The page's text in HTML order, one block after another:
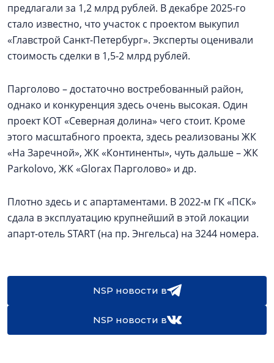
предлагали за 1,2 млрд рублей. В декабре 2025-го
стало известно, что участок с проектом выкупил
«Главстрой Санкт-Петербург». Эксперты оценивали
стоимость сделки в 1,5-2 млрд рублей.
Парголово – достаточно востребованный район,
однако и конкуренция здесь очень высокая. Один
проект КОТ «Северная долина» чего стоит. Кроме
этого масштабного проекта, здесь реализованы ЖК
«На Заречной», ЖК «Континенты», чуть дальше – ЖК
Parkolovо, ЖК «Glorax Парголово» и др.
Плотно здесь и с апартаментами. В 2022-м ГК «ПСК»
сдала в эксплуатацию крупнейший в этой локации
апарт-отель START (на пр. Энгельса) на 3244 номера.
NSP новости в
NSP новости в